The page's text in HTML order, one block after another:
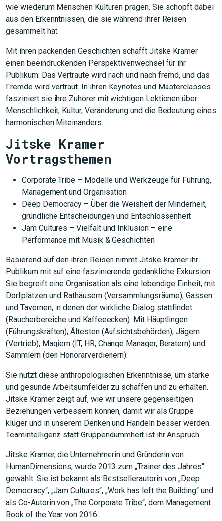
wie wiederum Menschen Kulturen prägen. Sie schöpft dabei
aus den Erkenntnissen, die sie während ihrer Reisen
gesammelt hat.
Mit ihren packenden Geschichten schafft Jitske Kramer
einen beeindruckenden Perspektivenwechsel für ihr
Publikum: Das Vertraute wird nach und nach fremd, und das
Fremde wird vertraut. In ihren Keynotes und Masterclasses
fasziniert sie ihre Zuhörer mit wichtigen Lektionen über
Menschlichkeit, Kultur, Veränderung und die Bedeutung eines
harmonischen Miteinanders.
Jitske Kramer
Vortragsthemen
Corporate Tribe – Modelle und Werkzeuge für Führung,
Management und Organisation
Deep Democracy – Über die Weisheit der Minderheit,
gründliche Entscheidungen und Entschlossenheit
Jam Cultures – Vielfalt und Inklusion – eine
Performance mit Musik & Geschichten
Basierend auf den ihren Reisen nimmt Jitske Kramer ihr
Publikum mit auf eine faszinierende gedankliche Exkursion.
Sie begreift eine Organisation als eine lebendige Einheit, mit
Dorfplätzen und Rathäusern (Versammlungsräume), Gassen
und Tavernen, in denen der wirkliche Dialog stattfindet
(Raucherbereiche und Kaffeeecken). Mit Häuptlingen
(Führungskräften), Ältesten (Aufsichtsbehörden), Jägern
(Vertrieb), Magiern (IT, HR, Change Manager, Beratern) und
Sammlern (den Honorarverdienern).
Sie nutzt diese anthropologischen Erkenntnisse, um starke
und gesunde Arbeitsumfelder zu schaffen und zu erhalten.
Jitske Kramer zeigt auf, wie wir unsere gegenseitigen
Beziehungen verbessern können, damit wir als Gruppe
klüger und in unserem Denken und Handeln besser werden.
Teamintelligenz statt Gruppendummheit ist ihr Anspruch.
Jitske Kramer, die Unternehmerin und Gründerin von
HumanDimensions, wurde 2013 zum „Trainer des Jahres“
gewählt. Sie ist bekannt als Bestsellerautorin von „Deep
Democracy“, „Jam Cultures“, „Work has left the Building“ und
als Co-Autorin von „The Corporate Tribe“, dem Management
Book of the Year von 2016.